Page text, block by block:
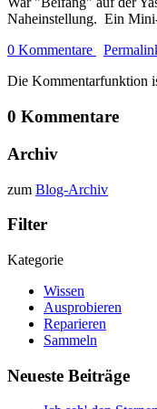
Naheinstellung. Ein
0 Kommentare
Die Kommentarfunktion
0 Kommentare
Archiv
zum Blog-Archiv
Filter
Kategorie
Wissen
Ausprobieren
Reparieren
Sammeln
Neueste Beiträge